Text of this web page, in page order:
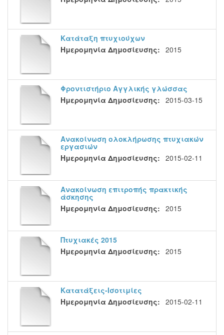
Κατάταξη πτυχιούχων
Ημερομηνία Δημοσίευσης: 2015
Φροντιστήριο Αγγλικής γλώσσας
Ημερομηνία Δημοσίευσης: 2015-03-15
Ανακοίνωση ολοκλήρωσης πτυχιακών
εργασιών
Ημερομηνία Δημοσίευσης: 2015-02-11
Ανακοίνωση επιτροπής πρακτικής
άσκησης
Ημερομηνία Δημοσίευσης: 2015
Πτυχιακές 2015
Ημερομηνία Δημοσίευσης: 2015
Κατατάξεις-Ισοτιμίες
Ημερομηνία Δημοσίευσης: 2015-02-11